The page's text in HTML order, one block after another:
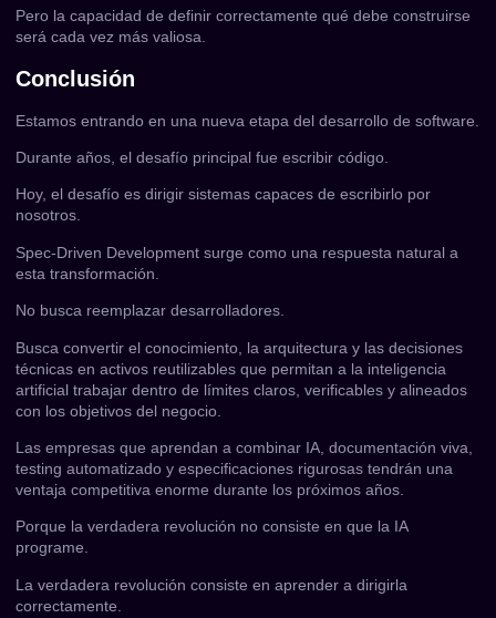
Pero la capacidad de definir correctamente qué debe construirse
será cada vez más valiosa.
Conclusión
Estamos entrando en una nueva etapa del desarrollo de software.
Durante años, el desafío principal fue escribir código.
Hoy, el desafío es dirigir sistemas capaces de escribirlo por
nosotros.
Spec-Driven Development surge como una respuesta natural a
esta transformación.
No busca reemplazar desarrolladores.
Busca convertir el conocimiento, la arquitectura y las decisiones
técnicas en activos reutilizables que permitan a la inteligencia
artificial trabajar dentro de límites claros, verificables y alineados
con los objetivos del negocio.
Las empresas que aprendan a combinar IA, documentación viva,
testing automatizado y especificaciones rigurosas tendrán una
ventaja competitiva enorme durante los próximos años.
Porque la verdadera revolución no consiste en que la IA
programe.
La verdadera revolución consiste en aprender a dirigirla
correctamente.